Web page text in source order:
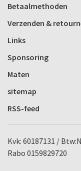
Betaalmethoden
Verzenden &
Links
Sponsoring
Maten
sitemap
RSS-feed
Kvk: 60187131 /
Rabo 0159829720